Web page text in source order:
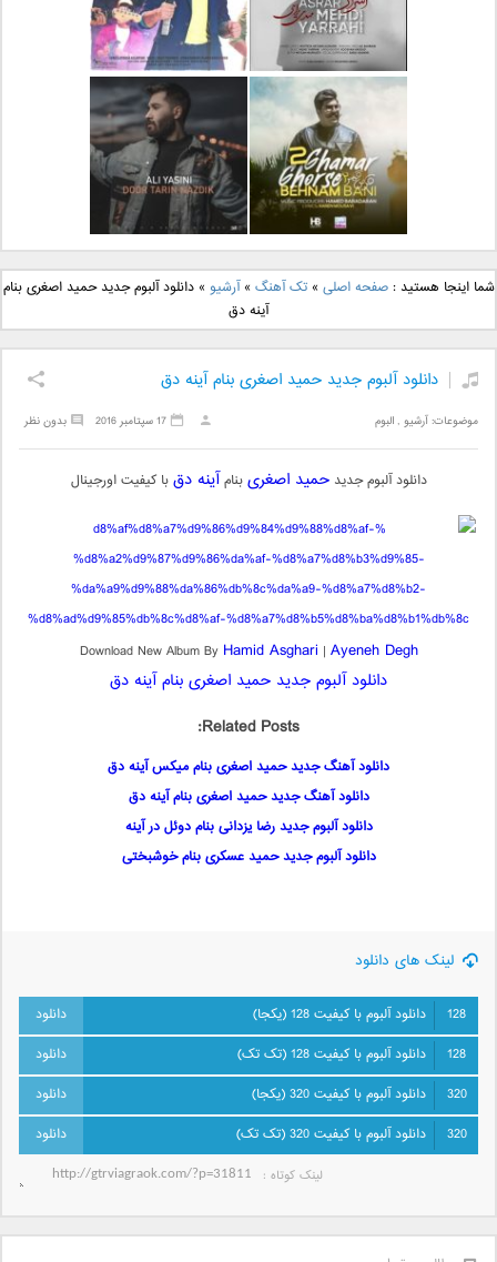
دانلود آهنگ جدید مهدی
یراحی بنام اسرار
دانلود آهنگ جدید فرزاد
فرزین بنام آتیش
دانلود آهنگ جدید بهنام
بانی بنام قرص قمر 2
دانلود آهنگ جدید علی
یاسینی بنام دورترین نزدیک
شما اینجا هستید :صفحه اصلی »تک آهنگ »آرشیو »دانلود آلبوم جدید حمید اصغری بنام
آینه دق
دانلود آلبوم جدید حمید اصغری بنام آینه دق
موضوعات:آرشیو ,البوم بدون نظر 17 سپتامبر 2016
دانلود آلبوم جدیدحمید اصغریبنام آینه دقبا کیفیت اورجینال
Download New Album By Hamid Asghari | Ayeneh Degh
دانلود آلبوم جدید حمید اصغری بنام آینه دق
Related Posts:
دانلود آهنگ جدید حمید اصغری بنام میکس آینه دق
دانلود آهنگ جدید حمید اصغری بنام آینه دق
دانلود آلبوم جدید رضا یزدانی بنام دوئل در آینه
دانلود آلبوم جدید حمید عسکری بنام خوشبختی
لینک های دانلود
128
دانلود آلبوم با کیفیت 128 (یکجا)
128
دانلود آلبوم با کیفیت 128 (تک تک)
320
دانلود آلبوم با کیفیت 320 (یکجا)
320
دانلود آلبوم با کیفیت 320 (تک تک)
لینک کوتاه‌ :